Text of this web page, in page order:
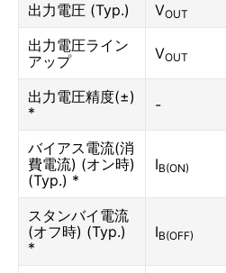
出力電圧 (Typ.)
VOUT
出力電圧ライン
アップ
VOUT
出力電圧精度(±)
*
-
バイアス電流(消
費電流) (オン時)
(Typ.) *
IB(ON)
スタンバイ電流
(オフ時) (Typ.)
*
IB(OFF)